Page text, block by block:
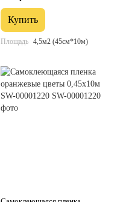
Купить
Площадь 4,5м2 (45см*10м)